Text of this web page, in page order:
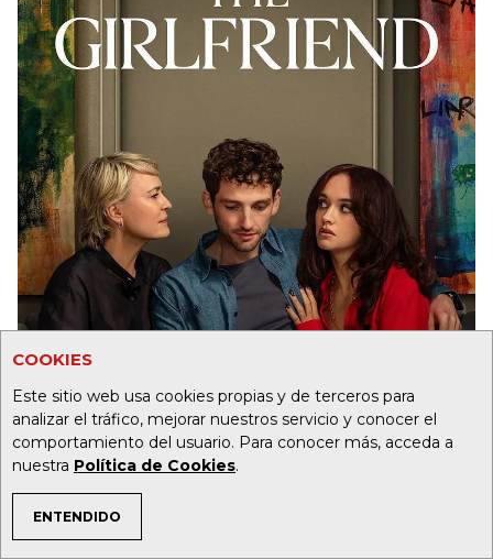
COOKIES
Este sitio web usa cookies propias y de terceros para
analizar el tráfico, mejorar nuestros servicio y conocer el
comportamiento del usuario. Para conocer más, acceda a
nuestra Política de Cookies.
ENTENDIDO
TEMAS DE INTERÉS